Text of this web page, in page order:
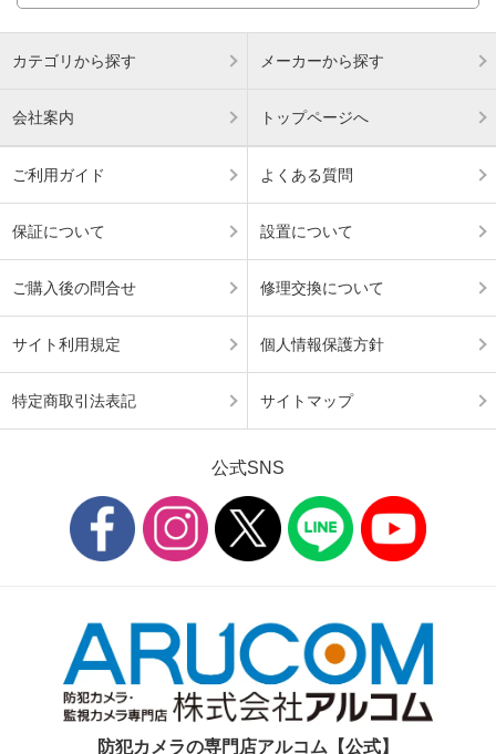
カテゴリから探す メーカーから探す
会社案内 トップページへ
ご利用ガイド よくある質問
保証について 設置について
ご購入後の問合せ 修理交換について
サイト利用規定 個人情報保護方針
特定商取引法表記 サイトマップ
公式SNS
防犯カメラの専門店アルコム【公式】